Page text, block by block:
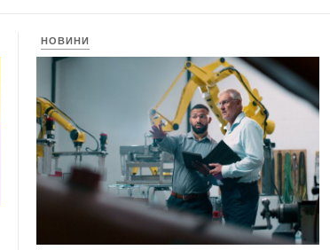
НОВИНИ